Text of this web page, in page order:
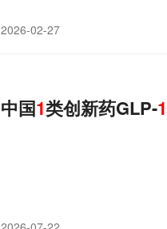
2026-02-27
中国1类创新药GLP-1